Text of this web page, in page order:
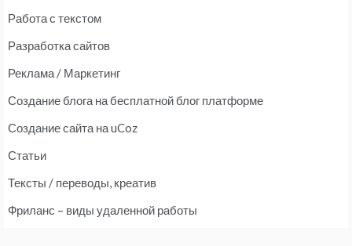
Работа с текстом
Разработка сайтов
Реклама / Маркетинг
Создание блога на бесплатной блог платформе
Создание сайта на uCoz
Статьи
Тексты / переводы, креатив
Фриланс – виды удаленной работы